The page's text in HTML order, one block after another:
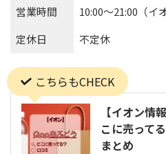
営業時間
10:00〜21:00（イ
定休日
不定休
こちらもCHECK
【イオン情
こに売って
まとめ